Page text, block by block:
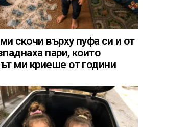
скочи върху пуфа си и от
пари, които
ми криеше от години